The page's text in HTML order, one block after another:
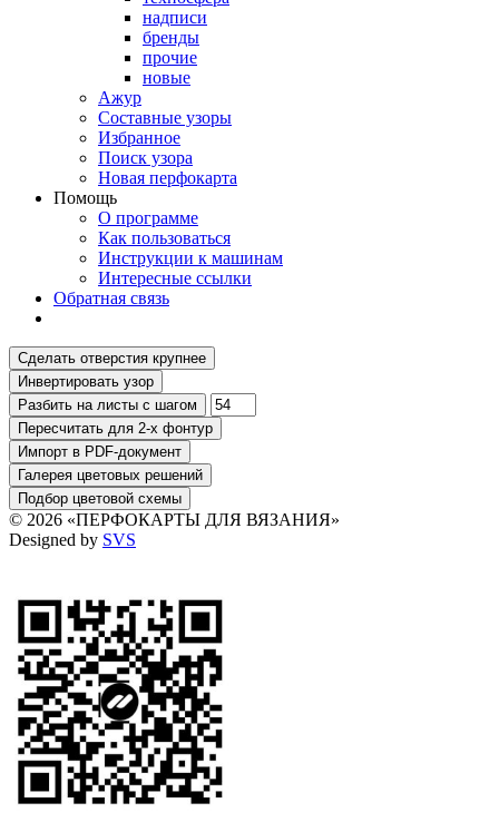
надписи
бренды
прочие
новые
Ажур
Составные узоры
Избранное
Поиск узора
Новая перфокарта
Помощь
О программе
Как пользоваться
Инструкции к машинам
Интересные ссылки
Обратная связь
© 2026 «ПЕРФОКАРТЫ ДЛЯ ВЯЗАНИЯ»
Designed by SVS